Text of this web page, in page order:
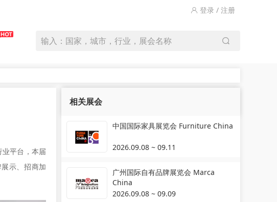
登录 / 注册
输入：国家，城市，行业，展会名称
平台，本届
示、招商加
相关展会
中国国际家具展览会 Furniture China
2026.09.08 ~ 09.11
广州国际自有品牌展览会 Marca
China
2026.09.08 ~ 09.09